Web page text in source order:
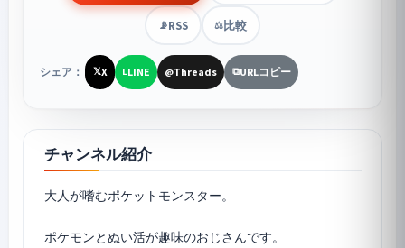
📡RSS ⚖️比較
シェア： 𝕏X LLINE @Threads ⧉URLコピー
チャンネル紹介
大人が嗜むポケットモンスター。
ポケモンとぬい活が趣味のおじさんです。